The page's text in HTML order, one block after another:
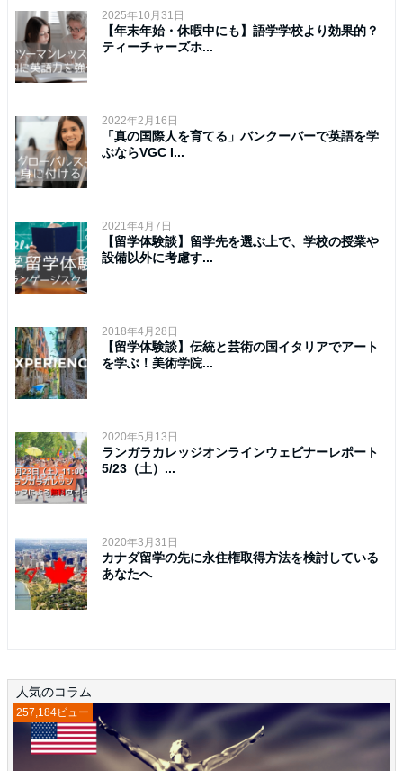
2025年10月31日
【年末年始・休暇中にも】語学学校より効果的？
ティーチャーズホ...
2022年2月16日
「真の国際人を育てる」バンクーバーで英語を学
ぶならVGC I...
2021年4月7日
【留学体験談】留学先を選ぶ上で、学校の授業や
設備以外に考慮す...
2018年4月28日
【留学体験談】伝統と芸術の国イタリアでアート
を学ぶ！美術学院...
2020年5月13日
ランガラカレッジオンラインウェビナーレポート
5/23（土）...
2020年3月31日
カナダ留学の先に永住権取得方法を検討している
あなたへ
人気のコラム
257,184ビュー